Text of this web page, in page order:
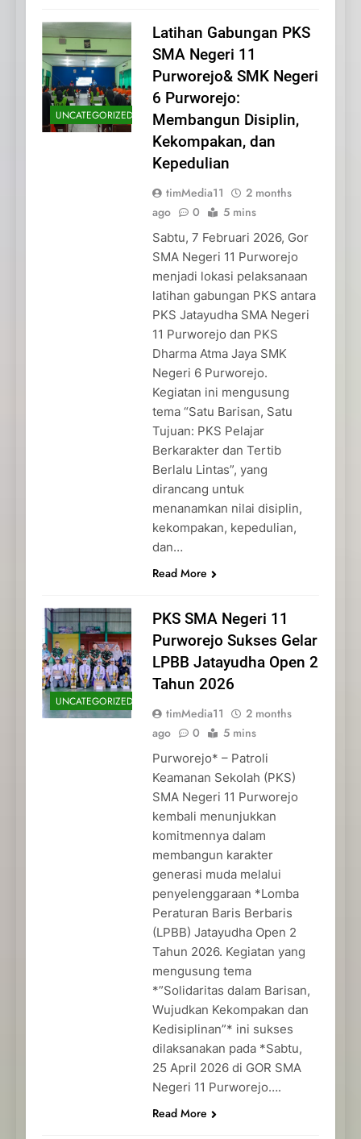
UNCATEGORIZED
Latihan Gabungan PKS
SMA Negeri 11
Purworejo& SMK Negeri
6 Purworejo:
Membangun Disiplin,
Kekompakan, dan
Kepedulian
timMedia11
2 months
ago
0 5 mins
Sabtu, 7 Februari 2026, Gor
SMA Negeri 11 Purworejo
menjadi lokasi pelaksanaan
latihan gabungan PKS antara
PKS Jatayudha SMA Negeri
11 Purworejo dan PKS
Dharma Atma Jaya SMK
Negeri 6 Purworejo.
Kegiatan ini mengusung
tema “Satu Barisan, Satu
Tujuan: PKS Pelajar
Berkarakter dan Tertib
Berlalu Lintas”, yang
dirancang untuk
menanamkan nilai disiplin,
kekompakan, kepedulian,
dan…
Read More
UNCATEGORIZED
PKS SMA Negeri 11
Purworejo Sukses Gelar
LPBB Jatayudha Open 2
Tahun 2026
timMedia11
2 months
ago
0 5 mins
Purworejo* – Patroli
Keamanan Sekolah (PKS)
SMA Negeri 11 Purworejo
kembali menunjukkan
komitmennya dalam
membangun karakter
generasi muda melalui
penyelenggaraan *Lomba
Peraturan Baris Berbaris
(LPBB) Jatayudha Open 2
Tahun 2026. Kegiatan yang
mengusung tema
*”Solidaritas dalam Barisan,
Wujudkan Kekompakan dan
Kedisiplinan”* ini sukses
dilaksanakan pada *Sabtu,
25 April 2026 di GOR SMA
Negeri 11 Purworejo….
Read More